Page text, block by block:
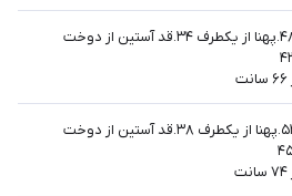
قد بلوز ۴۸.پهنا از یکطرف ۳۴.قد آستین از دوخت
قد بلوز ۵۲.پهنا از یکطرف ۳۸.قد آستین از دوخت